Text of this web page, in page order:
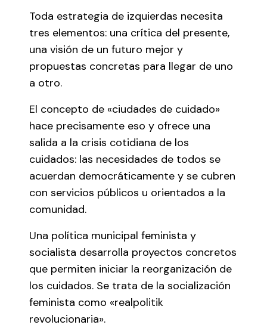
Toda estrategia de izquierdas necesita
tres elementos: una crítica del presente,
una visión de un futuro mejor y
propuestas concretas para llegar de uno
a otro.
El concepto de «ciudades de cuidado»
hace precisamente eso y ofrece una
salida a la crisis cotidiana de los
cuidados: las necesidades de todos se
acuerdan democráticamente y se cubren
con servicios públicos u orientados a la
comunidad.
Una política municipal feminista y
socialista desarrolla proyectos concretos
que permiten iniciar la reorganización de
los cuidados. Se trata de la socialización
feminista como «realpolitik
revolucionaria».